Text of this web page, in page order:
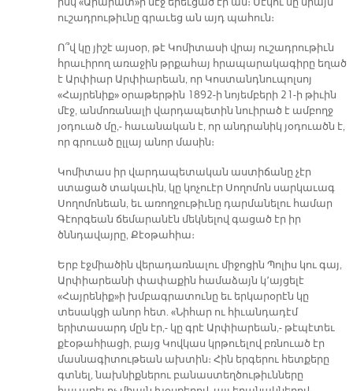
իսկ «Արարատ»ի մէջ երեւցած էր ան։ Մէկու մը միայն
ուշադրութիւնը գրաւեց ան այդ պահուն։
Ո՞վ կը յիշէ այսօր, թէ Կոմիտասի վրայ ուշադրութիւն
հրաւիրող առաջին թրքահայ հրապարակագիրը եղած
է Արփիար Արփիարեան, որ Կոստանդնուպոլսոյ
«Հայրենիք» օրաթերթին 1892-ի նոյեմբերի 21-ի թիւին
մէջ, անմոռանալի վարդապետին նուիրած է ամբողջ
յօդուած մը,- հաւանական է, որ անդրանիկ յօդուածն է,
որ գրուած ըլլայ անոր մասին։
Կոմիտաս իր վարդապետական աստիճանը չէր
ստացած տակաւին, կը կոչուէր Սողոմոն սարկաւագ
Սողոմոնեան, եւ առողջութիւնը դարմանելու համար
Գէորգեան ճեմարանէն մեկնելով գացած էր իր
ծննդավայրը, Քէօթահիա։
Երբ էջմիածին վերադառնալու միջոցին Պոլիս կու գայ,
Արփիարեանի փափաքին համաձայն կ՚այցելէ
«Հայրենիք»ի խմբագրատունը եւ երկարօրէն կը
տեսակցի անոր հետ. «Նիհար ու հիւանդադէմ
երիտասարդ մըն էր,- կը գրէ Արփիարեան,- թէպէտեւ
քէօթահիացի, բայց Կովկաս կրթուելով բռնուած էր
մասնագիտութեան ախտին։ Հին երգերու հետքերը
գտնել, նախնիքներու բանաստեղծութիւնները